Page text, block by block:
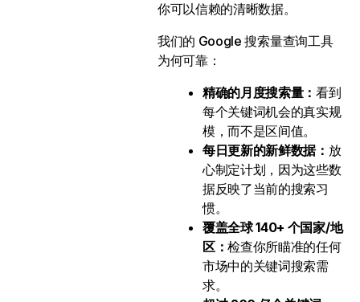
你可以信赖的清晰数据。
我们的 Google 搜索量查询工具
为何可靠：
精确的月度搜索量：看到
每个关键词机会的真实规
模，而不是区间值。
每日更新的新鲜数据： 放
心制定计划，因为这些数
据反映了当前的搜索习
惯。
覆盖全球 140+ 个国家/地
区：检查你所瞄准的任何
市场中的关键词搜索需
求。